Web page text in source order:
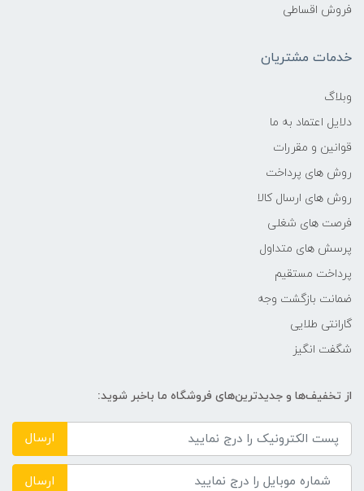
Programmable 40Key Keyboard
w:36) x (H:35) x (D:22))
جنس بدنه
فروش اقساطی
خدمات مشتریان
وبلاگ
دلایل اعتماد به ما
قوانین و مقررات
روش های پرداخت
روش های ارسال کالا
فرصت های شغلی
پرسش های متداول
پرداخت مستقیم
ضمانت بازگشت وجه
گارانتی طلایی
شگفت انگیز
از تخفیف‌ها و جدیدترین‌های فروشگاه ما باخبر شوید:
ارسال
ارسال